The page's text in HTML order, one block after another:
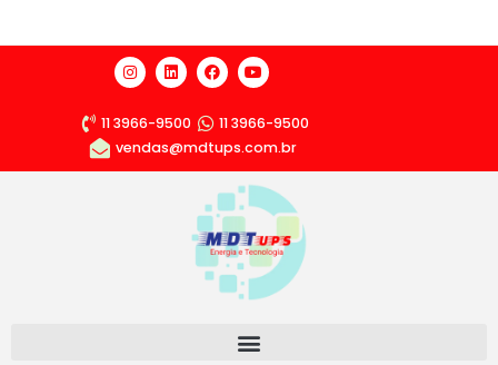
11 3966-9500
11 3966-9500
vendas@mdtups.com.br